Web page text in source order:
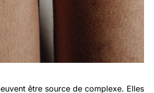
être source de complexe. Elles